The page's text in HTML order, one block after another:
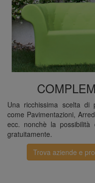
Una ricchissima scelta di
come Pavimentazioni,
ecc. nonchè la possibilità
gratuitamente.
Trova aziende e